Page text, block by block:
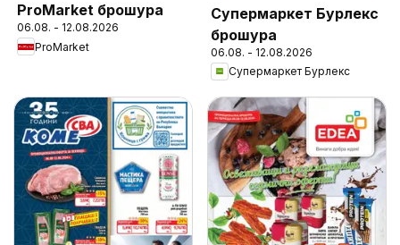
ProMarket брошура
06.08. - 12.08.2026
ProMarket
Супермаркет Бурлекс
брошура
06.08. - 12.08.2026
Супермаркет Бурлекс